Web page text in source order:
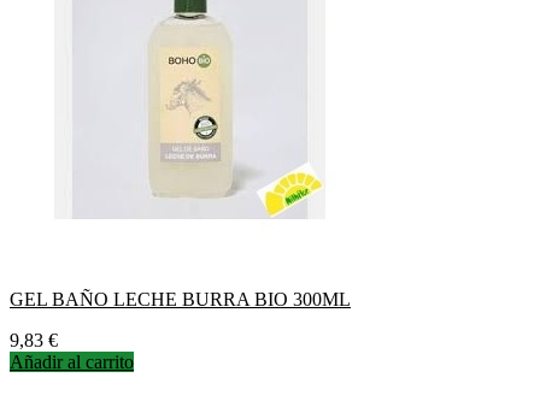
GEL BAÑO LECHE BURRA BIO 300ML
Precio
9,83 €
Añadir al carrito